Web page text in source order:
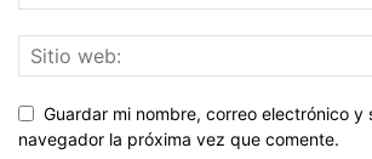
Guardar mi nombre, correo electrónico y
navegador la próxima vez que comente.